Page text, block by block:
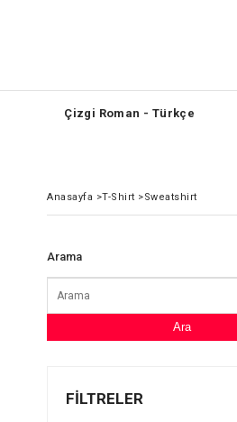
Çizgi Roman - Türkçe
Anasayfa >T-Shirt >Sweatshirt
Arama
Ara
FILTRELER